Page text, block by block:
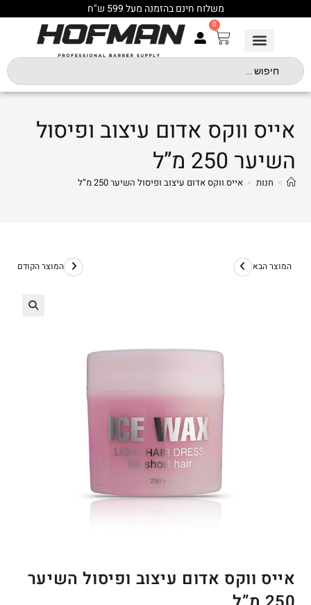
משלוח חינם בהזמנה מעל 599 ש"ח
0
אייס ווקס אדום עיצוב ופיסול
השיער 250 מ”ל
> חנות > אייס ווקס אדום עיצוב ופיסול השיער 250 מ”ל
המוצר הקודם המוצר הבא
אייס ווקס אדום עיצוב ופיסול השיער